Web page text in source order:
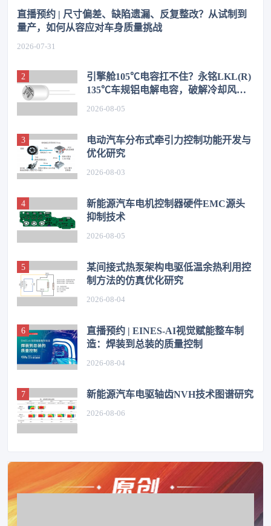
直播预约 | 尺寸偏差、缺陷遗漏、反复整改？从试制到
量产，如何从容应对车身质量挑战
2026-07-31
引擎舱105℃电容扛不住？永铭LKL(R)
135℃车规铝电解电容，破解冷却风扇
2026-08-05
电动汽车分布式牵引力控制功能开发与
优化研究
2026-08-03
新能源汽车电机控制器硬件EMC源头
抑制技术
2026-08-05
某间接式热泵架构电驱低温余热利用控
制方法的仿真优化研究
2026-08-04
直播预约 | EINES-AI视觉赋能整车制
造：焊装到总装的质量控制
2026-08-04
新能源汽车电驱轴齿NVH技术图谱研究
2026-08-06